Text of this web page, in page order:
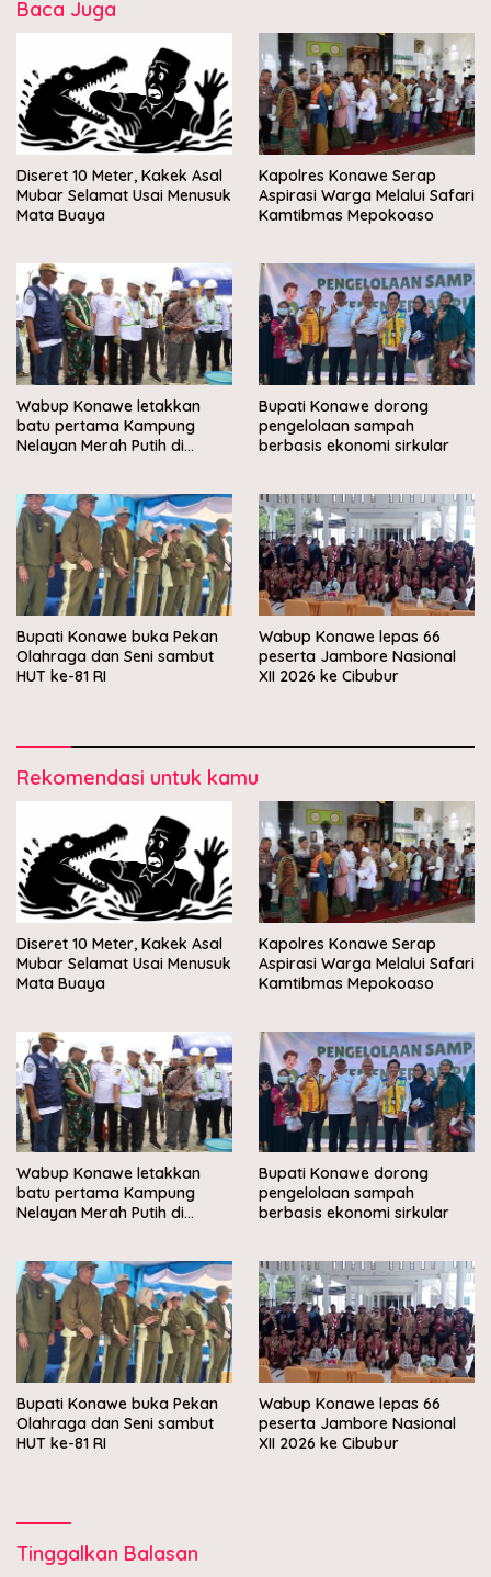
Baca Juga
Diseret 10 Meter, Kakek Asal
Mubar Selamat Usai Menusuk
Mata Buaya
Kapolres Konawe Serap
Aspirasi Warga Melalui Safari
Kamtibmas Mepokoaso
Wabup Konawe letakkan
batu pertama Kampung
Nelayan Merah Putih di
Bupati Konawe dorong
pengelolaan sampah
berbasis ekonomi sirkular
Bupati Konawe buka Pekan
Olahraga dan Seni sambut
HUT ke-81 RI
Wabup Konawe lepas 66
peserta Jambore Nasional
XII 2026 ke Cibubur
Rekomendasi untuk kamu
Diseret 10 Meter, Kakek Asal
Mubar Selamat Usai Menusuk
Mata Buaya
Kapolres Konawe Serap
Aspirasi Warga Melalui Safari
Kamtibmas Mepokoaso
Wabup Konawe letakkan
batu pertama Kampung
Nelayan Merah Putih di
Bupati Konawe dorong
pengelolaan sampah
berbasis ekonomi sirkular
Bupati Konawe buka Pekan
Olahraga dan Seni sambut
HUT ke-81 RI
Wabup Konawe lepas 66
peserta Jambore Nasional
XII 2026 ke Cibubur
Tinggalkan Balasan